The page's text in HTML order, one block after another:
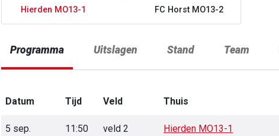
Hierden MO13-1 FC Horst MO13-2
Programma Uitslagen Stand Team
Datum Tijd Veld Thuis
5 sep. 11:50 veld 2 Hierden MO13-1